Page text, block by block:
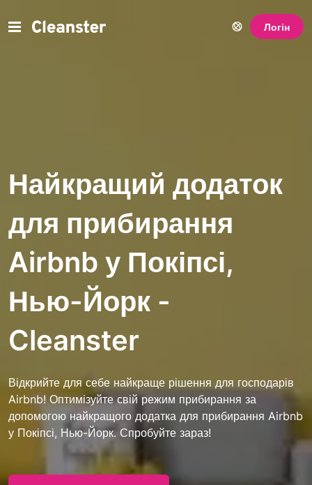
Логін
Найкращий додаток
для прибирання
Airbnb у Покіпсі,
Нью-Йорк -
Cleanster
Відкрийте для себе найкраще рішення для господарів
Airbnb! Оптимізуйте свій режим прибирання за
допомогою найкращого додатка для прибирання Airbnb
у Покіпсі, Нью-Йорк. Спробуйте зараз!